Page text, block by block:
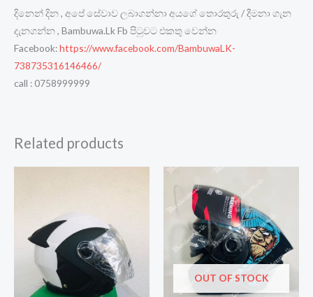
දිනෙන් දින , අපේ සේවාව ලබාගන්නා අයගේ තොරතුරු / දීමනා ගැන
දැනගන්න , Bambuwa.Lk Fb පිටුවට එකතු වෙන්න
Facebook:https://www.facebook.com/BambuwaLK-
738735316146466/
call : 0758999999
Related products
OUT OF STOCK